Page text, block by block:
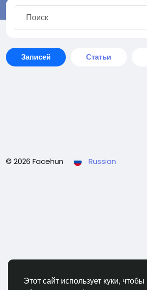
Этот сайт использует куки, чтобы
Записей Статьи
© 2026 Facehun Russian